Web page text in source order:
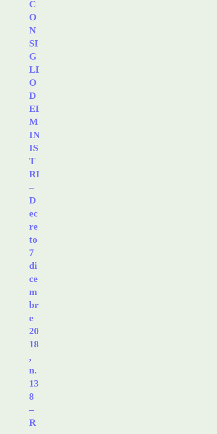
C
O
N
SI
G
LI
O
D
EI
M
IN
IS
T
RI
–
D
ec
re
to
7
di
ce
m
br
e
20
18
,
n.
13
8
–
R